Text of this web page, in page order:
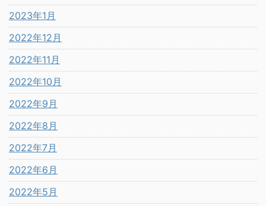
2023年1月
2022年12月
2022年11月
2022年10月
2022年9月
2022年8月
2022年7月
2022年6月
2022年5月